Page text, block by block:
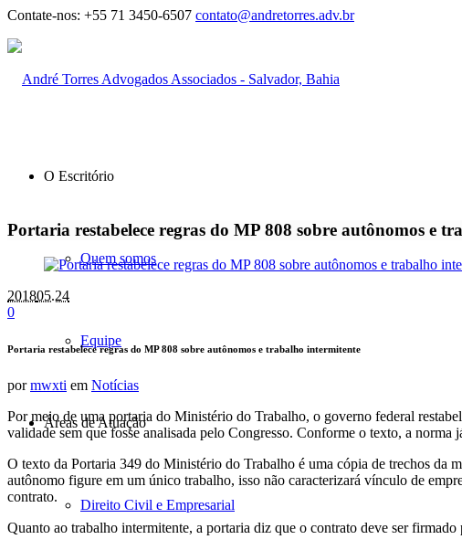
Contate-nos: +55 71 3450-6507 contato@andretorres.adv.br
O Escritório
Quem somos
Equipe
Áreas de Atuação
Direito Civil e Empresarial
Portaria restabelece regras do MP 808 sobre autônomos e
201805.24
0
Portaria restabelece regras do MP 808 sobre autônomos e trabalho intermitente
pormwxti em Notícias
Por meio de uma portaria do Ministério do Trabalho, o governo federal
validade sem que fosse analisada pelo Congresso. Conforme o texto, a
O texto da Portaria 349 do Ministério do Trabalho é uma cópia de trechos da
autônomo figure em um único trabalho, isso não caracterizará vínculo de
contrato.
Quanto ao trabalho intermitente, a portaria diz que o contrato deve ser